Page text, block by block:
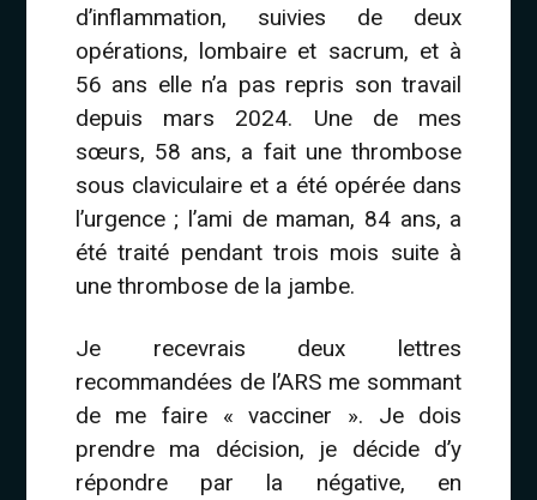
d’inflammation, suivies de deux
opérations, lombaire et sacrum, et à
56 ans elle n’a pas repris son travail
depuis mars 2024. Une de mes
sœurs, 58 ans, a fait une thrombose
sous claviculaire et a été opérée dans
l’urgence ; l’ami de maman, 84 ans, a
été traité pendant trois mois suite à
une thrombose de la jambe.
Je recevrais deux lettres
recommandées de l’ARS me sommant
de me faire « vacciner ». Je dois
prendre ma décision, je décide d’y
répondre par la négative, en